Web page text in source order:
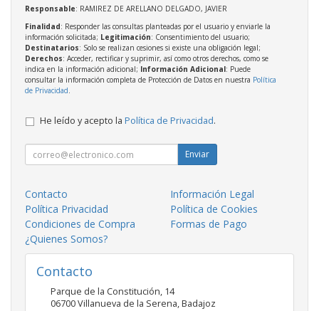
Responsable: RAMIREZ DE ARELLANO DELGADO, JAVIER
Finalidad: Responder las consultas planteadas por el usuario y enviarle la
información solicitada; Legitimación: Consentimiento del usuario;
Destinatarios: Solo se realizan cesiones si existe una obligación legal;
Derechos: Acceder, rectificar y suprimir, así como otros derechos, como se
indica en la información adicional; Información Adicional: Puede
consultar la información completa de Protección de Datos en nuestra Política
de Privacidad.
He leído y acepto la Política de Privacidad.
Enviar
Contacto
Información Legal
Política Privacidad
Política de Cookies
Condiciones de Compra
Formas de Pago
¿Quienes Somos?
Contacto
Parque de la Constitución, 14
06700Villanueva de la Serena,Badajoz